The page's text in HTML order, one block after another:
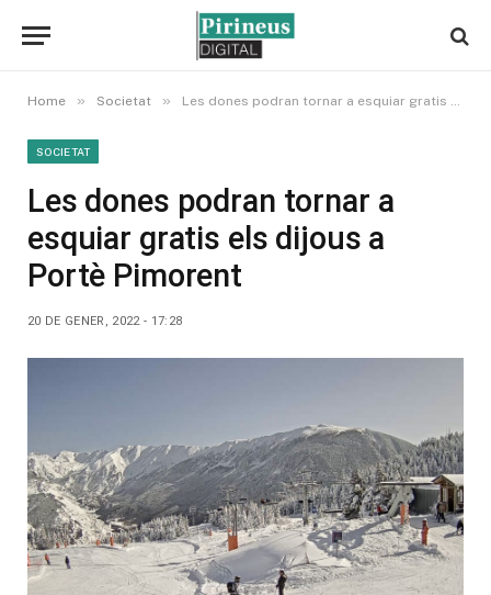
Home » Societat » Les dones podran tornar a esquiar gratis els dijous a Portè Pimorent
SOCIETAT
Les dones podran tornar a
esquiar gratis els dijous a
Portè Pimorent
20 DE GENER, 2022 - 17:28